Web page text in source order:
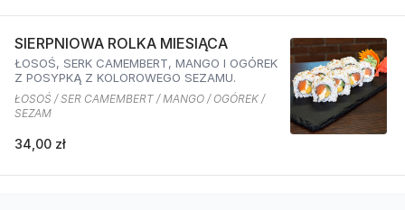
SIERPNIOWA ROLKA MIESIĄCA
ŁOSOŚ, SERK CAMEMBERT, MANGO I OGÓREK
Z POSYPKĄ Z KOLOROWEGO SEZAMU.
ŁOSOŚ / SER CAMEMBERT / MANGO / OGÓREK /
SEZAM
34,00 zł